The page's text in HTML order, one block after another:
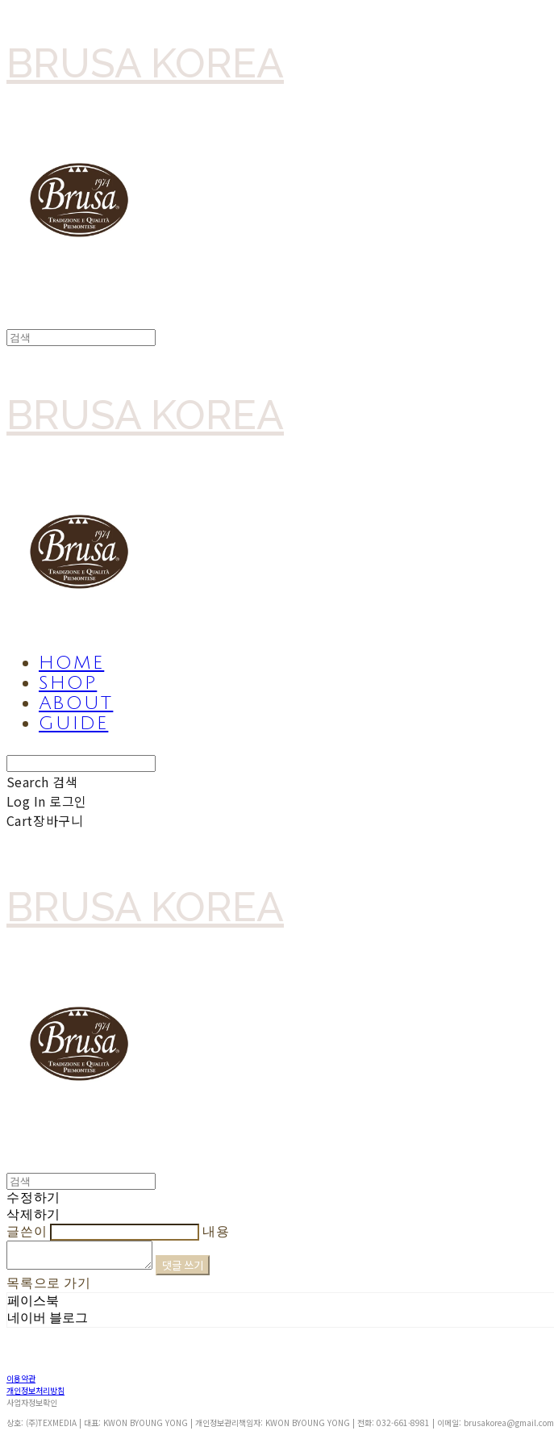
BRUSA KOREA
BRUSA KOREA
HOME
SHOP
ABOUT
GUIDE
Search 검색
Log In 로그인
Cart장바구니
BRUSA KOREA
수정하기
삭제하기
글쓴이
내용
댓글 쓰기
목록으로 가기
페이스북
네이버 블로그
이용약관
개인정보처리방침
사업자정보확인
상호: (주)TEXMEDIA | 대표: KWON BYOUNG YONG | 개인정보관리책임자: KWON BYOUNG YONG | 전화: 032-661-8981 | 이메일: brusakorea@gmail.com